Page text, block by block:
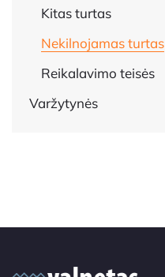
Kitas turtas
Nekilnojamas turtas
Reikalavimo teisės
Varžytynės